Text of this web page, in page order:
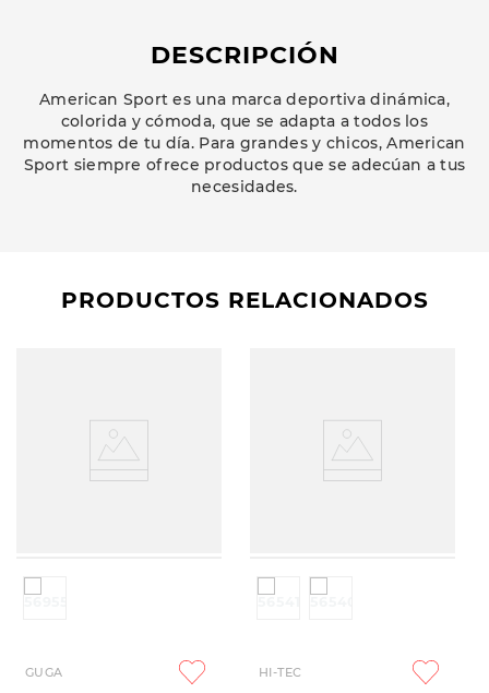
DESCRIPCIÓN
American Sport es una marca deportiva dinámica,
colorida y cómoda, que se adapta a todos los
momentos de tu día. Para grandes y chicos, American
Sport siempre ofrece productos que se adecúan a tus
necesidades.
PRODUCTOS RELACIONADOS
GUGA HI-TEC